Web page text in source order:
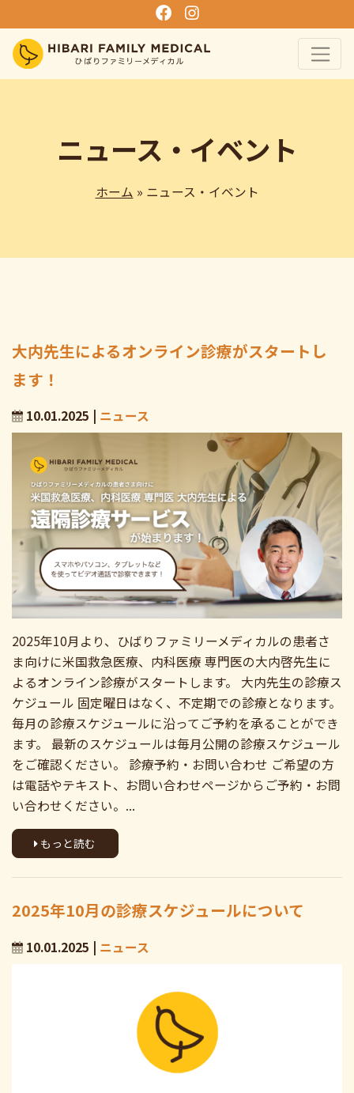
ニュース・イベント
ホーム » ニュース・イベント
大内先生によるオンライン診療がスタートし
ます！
10.01.2025 | ニュース
2025年10月より、ひばりファミリーメディカルの患者さ
ま向けに米国救急医療、内科医療 専門医の大内啓先生に
よるオンライン診療がスタートします。 大内先生の診療ス
ケジュール 固定曜日はなく、不定期での診療となります。
毎月の診療スケジュールに沿ってご予約を承ることができ
ます。 最新のスケジュールは毎月公開の診療スケジュール
をご確認ください。 診療予約・お問い合わせ ご希望の方
は電話やテキスト、お問い合わせページからご予約・お問
い合わせください。...
もっと読む
2025年10月の診療スケジュールについて
10.01.2025 | ニュース